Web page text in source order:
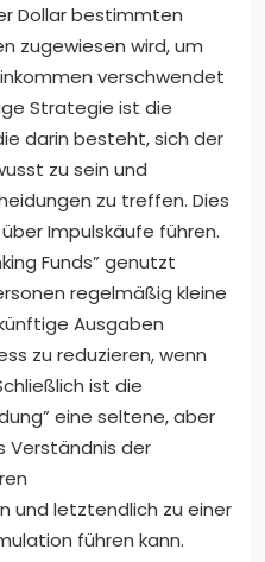
Dollar bestimmten
zugewiesen wird, um
verschwendet
Strategie ist die
darin besteht, sich der
zu sein und
zu treffen. Dies
Impulskäufe führen.
Funds” genutzt
regelmäßig kleine
Ausgaben
zu reduzieren, wenn
ist die
eine seltene, aber
Verständnis der
und letztendlich zu einer
führen kann.